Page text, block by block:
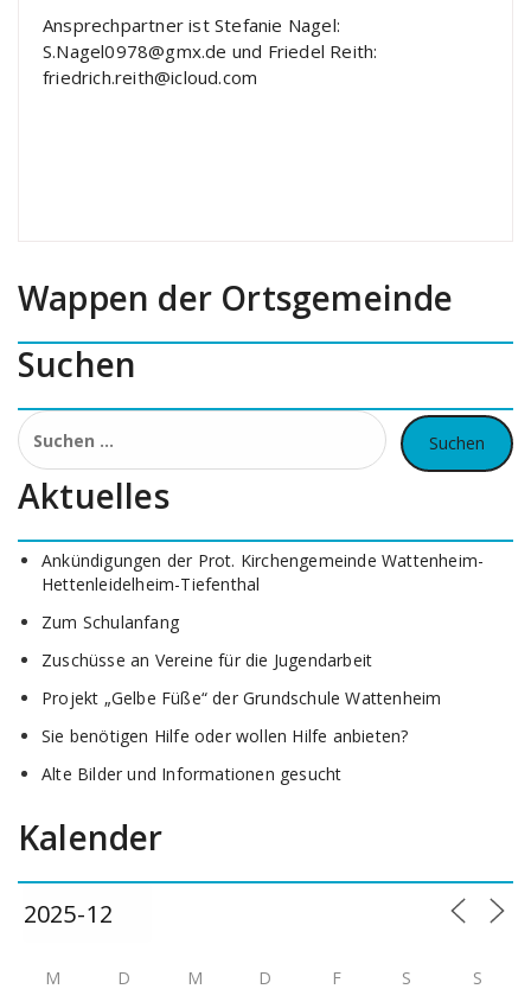
Ansprechpartner ist Stefanie Nagel:
S.Nagel0978@gmx.de und Friedel Reith:
friedrich.reith@icloud.com
Wappen der Ortsgemeinde
Suchen
Suchen
nach:
Aktuelles
Ankündigungen der Prot. Kirchengemeinde Wattenheim-
Hettenleidelheim-Tiefenthal
Zum Schulanfang
Zuschüsse an Vereine für die Jugendarbeit
Projekt „Gelbe Füße“ der Grundschule Wattenheim
Sie benötigen Hilfe oder wollen Hilfe anbieten?
Alte Bilder und Informationen gesucht
Kalender
M D M D F S S